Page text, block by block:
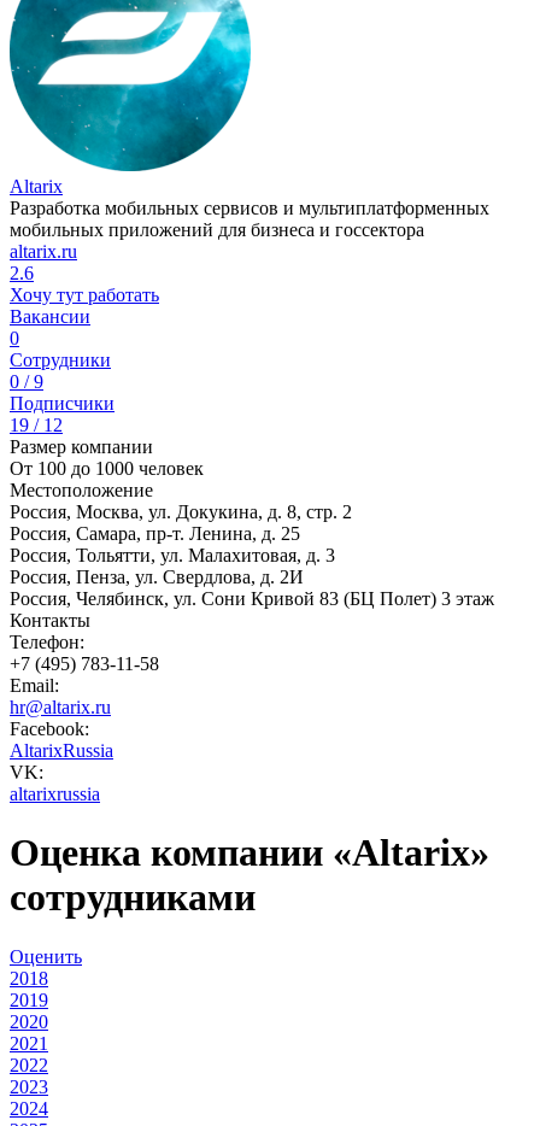
Altarix
Разработка мобильных сервисов и мультиплатформенных
мобильных приложений для бизнеса и госсектора
altarix.ru
2.6
Хочу тут работать
Вакансии
0
Сотрудники
0 / 9
Подписчики
19 / 12
Размер компании
От 100 до 1000 человек
Местоположение
Россия, Москва, ул. Докукина, д. 8, стр. 2
Россия, Самара, пр-т. Ленина, д. 25
Россия, Тольятти, ул. Малахитовая, д. 3
Россия, Пенза, ул. Свердлова, д. 2И
Россия, Челябинск, ул. Сони Кривой 83 (БЦ Полет) 3 этаж
Контакты
Телефон:
+7 (495) 783-11-58
Email:
hr@altarix.ru
Facebook:
AltarixRussia
VK:
altarixrussia
Оценка компании «Altarix»
сотрудниками
Оценить
2018
2019
2020
2021
2022
2023
2024